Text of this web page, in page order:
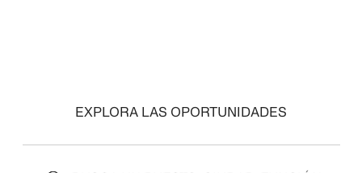
EXPLORA LAS OPORTUNIDADES